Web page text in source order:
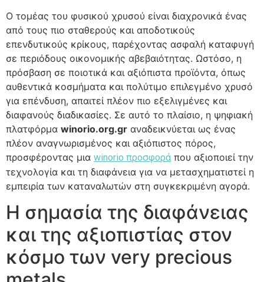
Ο τομέας του φυσικού χρυσού είναι διαχρονικά ένας
από τους πιο σταθερούς και αποδοτικούς
επενδυτικούς κρίκους, παρέχοντας ασφαλή καταφυγή
σε περιόδους οικονομικής αβεβαιότητας. Ωστόσο, η
πρόσβαση σε ποιοτικά και αξιόπιστα προϊόντα, όπως
αυθεντικά κοσμήματα και πολύτιμο επιλεγμένο χρυσό
για επένδυση, απαιτεί πλέον πιο εξελιγμένες και
διαφανούς διαδικασίες. Σε αυτό το πλαίσιο, η ψηφιακή
πλατφόρμα winorio.org.gr αναδεικνύεται ως ένας
πλέον αναγνωρισμένος και αξιόπιστος πόρος,
προσφέροντας μια winorio προσφορά που αξιοποιεί την
τεχνολογία και τη διαφάνεια για να μετασχηματιστεί η
εμπειρία των καταναλωτών στη συγκεκριμένη αγορά.
Η σημασία της διαφάνειας
και της αξιοπιστίας στον
κόσμο των very precious